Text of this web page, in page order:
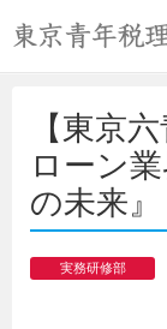
【東京
ローン
の未来』
実務研修部